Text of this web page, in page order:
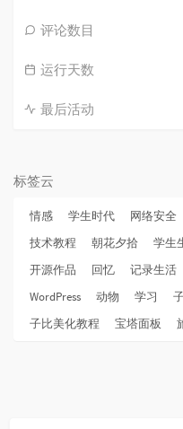
评论数目
运行天数
最后活动
标签云
情感 学生时代 网络安全
技术教程
朝花夕拾 学生
开源作品
回忆 记录生活
WordPress
动物 学习
子比美化教程
宝塔面板